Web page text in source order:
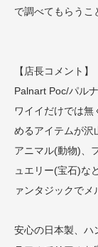
で調べてもらうこ
【店長コメント】
Palnart Poc/パル
ワイイだけでは無
めるアイテムが沢
アニマル(動物)、
ュエリー(宝石)な
ァンタジックでメ
安心の日本製、ハ